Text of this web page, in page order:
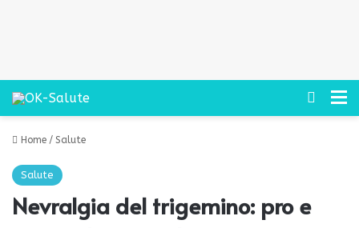
Cerca
Home / Salute
Salute
Nevralgia del trigemino: pro e